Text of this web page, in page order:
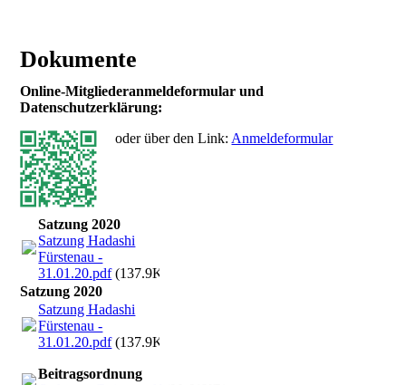
Dokumente
Online-Mitgliederanmeldeformular und
Datenschutzerklärung:
oder über den Link: Anmeldeformular
Satzung 2020
Satzung Hadashi
Fürstenau -
31.01.20.pdf(137.9KB)
Satzung 2020
Satzung Hadashi
Fürstenau -
31.01.20.pdf(137.9KB)
Beitragsordnung